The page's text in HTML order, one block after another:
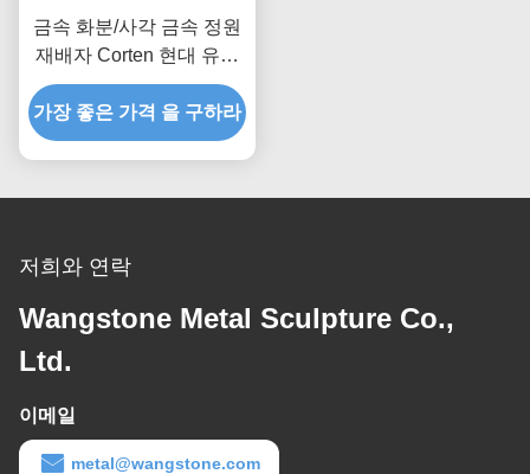
금속 화분/사각 금속 정원
재배자 Corten 현대 유행
정연한 강철
가장 좋은 가격 을 구하라
저희와 연락
Wangstone Metal Sculpture Co.,
Ltd.
이메일
metal@wangstone.com